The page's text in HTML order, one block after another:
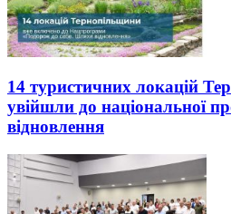
14 туристичних локацій
увійшли до національної
відновлення